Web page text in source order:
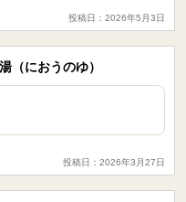
投稿日：2026年5月3日
（におうのゆ）
投稿日：2026年3月27日